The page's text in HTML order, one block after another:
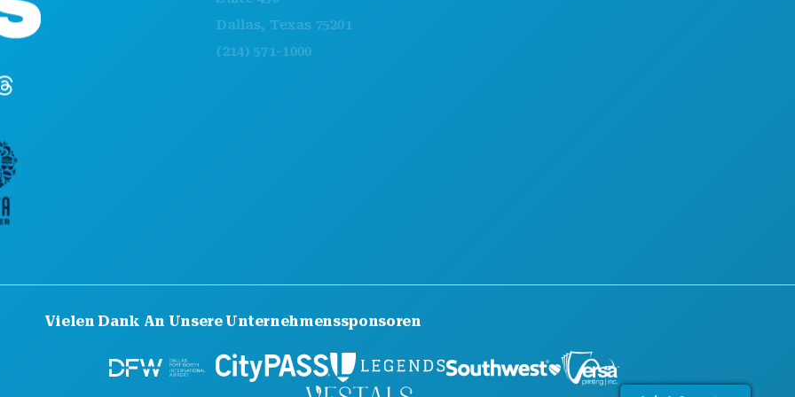
Dallas, Texas 75201
(214) 571-1000
Vielen Dank An Unsere Unternehmenssponsoren